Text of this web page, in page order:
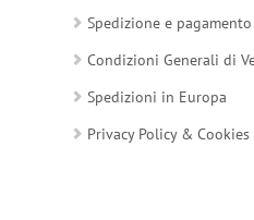
Spedizione e pagamento
Condizioni Generali di
Spedizioni in Europa
Privacy Policy & Cookies